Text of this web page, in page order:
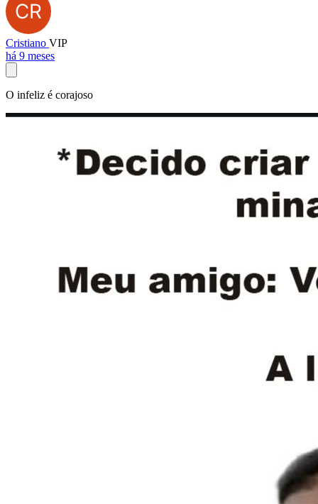
Cristiano VIP
há 9 meses
O infeliz é corajoso